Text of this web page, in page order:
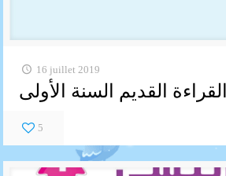
16 juillet 2019
القديم السنة الأولى
5